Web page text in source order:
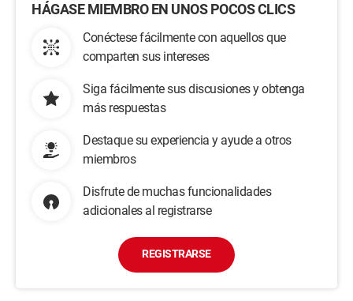
HÁGASE MIEMBRO EN UNOS POCOS CLICS
Conéctese fácilmente con aquellos que
comparten sus intereses
Siga fácilmente sus discusiones y obtenga
más respuestas
Destaque su experiencia y ayude a otros
miembros
Disfrute de muchas funcionalidades
adicionales al registrarse
REGISTRARSE